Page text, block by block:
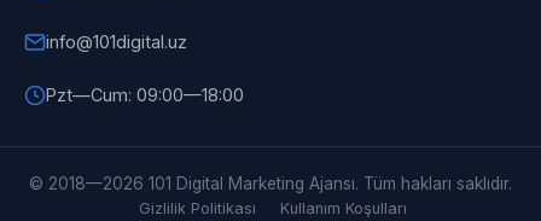
info@101digital.uz
Pzt—Cum: 09:00—18:00
© 2018—2026 101 Digital Marketing Ajansı. Tüm hakları saklıdır.
Gizlilik Politikası Kullanım Koşulları